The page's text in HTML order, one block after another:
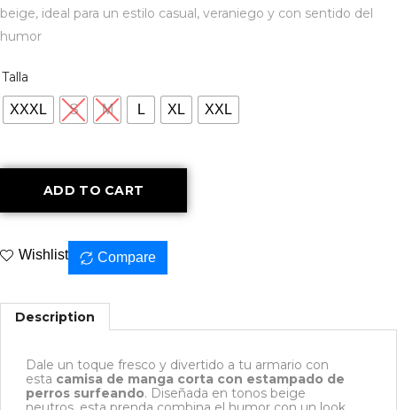
beige, ideal para un estilo casual, veraniego y con sentido del
humor
Talla
XXXL S M L XL XXL
ADD TO CART
Wishlist Compare
Description
Dale un toque fresco y divertido a tu armario con
esta camisa de manga corta con estampado de
perros surfeando. Diseñada en tonos beige